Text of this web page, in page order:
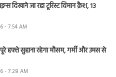
दिखाने जा रहा टूरिस्ट विमान क्रैश, 13
- 7:54 AM
हफ्ते सुहाना रहेगा मौसम, गर्मी और उमस से
- 7:28 AM